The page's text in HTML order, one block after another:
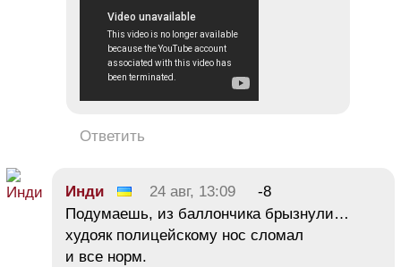
Ответить
Инди 24 авг, 13:09
-8
Подумаешь, из баллончика брызнули…
худояк полицейскому нос сломал
и все норм.